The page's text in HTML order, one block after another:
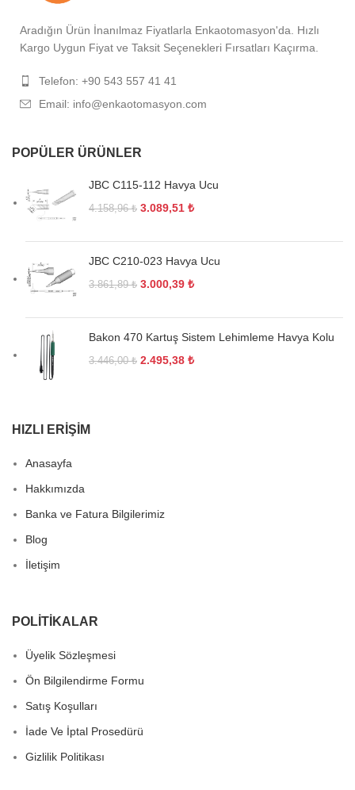
Aradığın Ürün İnanılmaz Fiyatlarla Enkaotomasyon'da. Hızlı
Kargo Uygun Fiyat ve Taksit Seçenekleri Fırsatları Kaçırma.
Telefon: +90 543 557 41 41
Email: info@enkaotomasyon.com
POPÜLER ÜRÜNLER
JBC C115-112 Havya Ucu
4.158,96₺ 3.089,51 ₺
JBC C210-023 Havya Ucu
3.861,89₺ 3.000,39 ₺
Bakon 470 Kartuş Sistem Lehimleme Havya Kolu
3.446,00₺ 2.495,38 ₺
HIZLI ERIŞIM
Anasayfa
Hakkımızda
Banka ve Fatura Bilgilerimiz
Blog
İletişim
POLITIKALAR
Üyelik Sözleşmesi
Ön Bilgilendirme Formu
Satış Koşulları
İade Ve İptal Prosedürü
Gizlilik Politikası